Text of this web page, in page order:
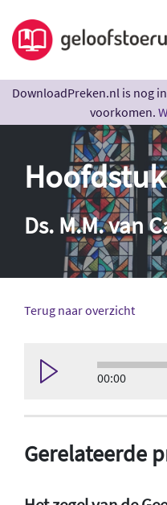
DownloadPreken.nl is nog
voorkomen.
Ds. M.M. van
Terug naar overzicht
00:00
Gerelateerde